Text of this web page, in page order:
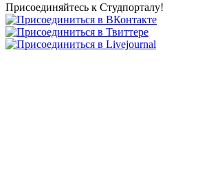
Присоединяйтесь к Студпорталу!